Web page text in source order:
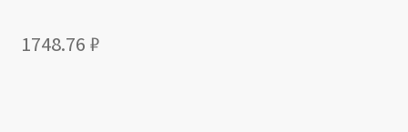
1748.76 ₽